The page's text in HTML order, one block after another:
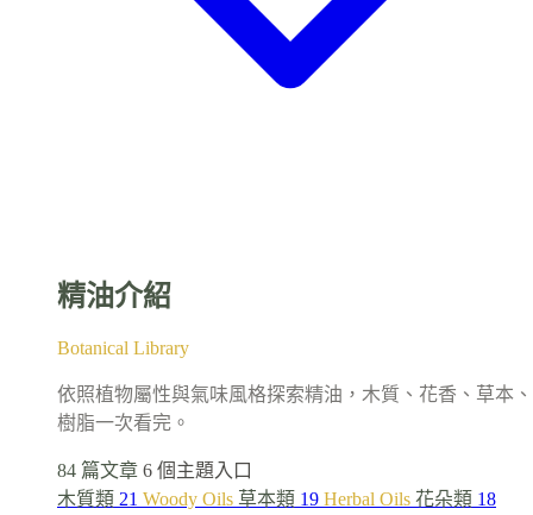
精油介紹
Botanical Library
依照植物屬性與氣味風格探索精油，木質、花香、草本、
樹脂一次看完。
84 篇文章 6 個主題入口
木質類 21 Woody Oils 草本類 19 Herbal Oils 花朵類 18